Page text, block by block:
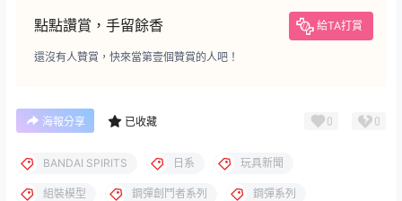
點點讚賞，手留餘香 給TA打賞
還沒有人贊賞，快來當第壹個贊賞的人吧！
海報分享 已收藏 0 0
BANDAI SPIRITS 日系 玩具新聞
組裝模型 鋼彈創鬥者系列 鋼彈系列